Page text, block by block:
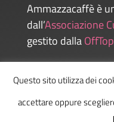
Ammazzacaffè è
dall’Associazione
gestito dalla
Admin
Questo sito utilizza dei
accettare oppure